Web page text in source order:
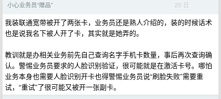
小心业务员“赠品”
20 日
我装联通宽带被开了两张卡，业务员还是熟人介绍的，装的时候话术
也是说我名下被人开了卡，其实就是她弄的。
教训就是办相关业务前先自己查询名字手机卡数量，事后再次查询确
认。警惕业务员要求的人脸识别验证，很可能就是在激活卡号。哪怕
业务本身也需要人脸识别开卡也得警惕业务员说“刷脸失败”需要重
试，“重试”了很可能又被开一张副卡。